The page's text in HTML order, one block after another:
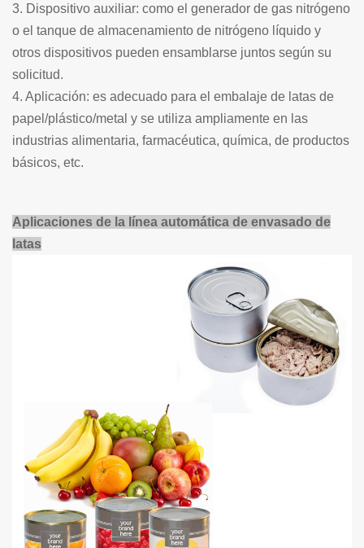
3. Dispositivo auxiliar: como el generador de gas nitrógeno
o el tanque de almacenamiento de nitrógeno líquido y
otros dispositivos pueden ensamblarse juntos según su
solicitud.
4. Aplicación: es adecuado para el embalaje de latas de
papel/plástico/metal y se utiliza ampliamente en las
industrias alimentaria, farmacéutica, química, de productos
básicos, etc.
Aplicaciones de la línea automática de envasado de
latas